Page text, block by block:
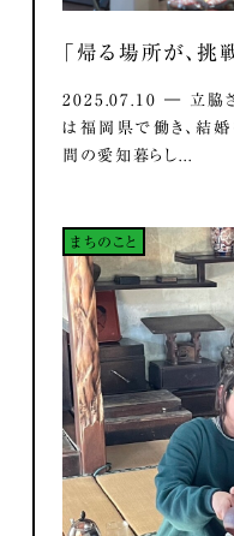
「帰る場所が、挑
2025.07.10 ― 立脇さ
は福岡県で働き、結
間の愛知暮らし...
まちのこと